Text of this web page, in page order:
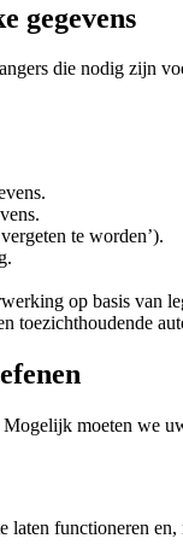
gegevens
die nodig zijn
te worden’).
op basis van
toezichthoudende
moeten we
laten functioneren